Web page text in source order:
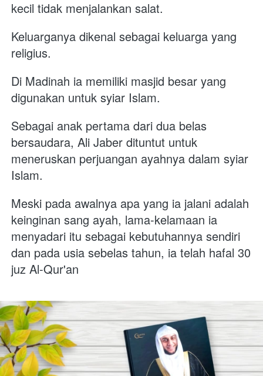
kecil tidak menjalankan salat.
Keluarganya dikenal sebagai keluarga yang
religius.
Di Madinah ia memiliki masjid besar yang
digunakan untuk syiar Islam.
Sebagai anak pertama dari dua belas
bersaudara, Ali Jaber dituntut untuk
meneruskan perjuangan ayahnya dalam syiar
Islam.
Meski pada awalnya apa yang ia jalani adalah
keinginan sang ayah, lama-kelamaan ia
menyadari itu sebagai kebutuhannya sendiri
dan pada usia sebelas tahun, ia telah hafal 30
juz Al-Qur'an